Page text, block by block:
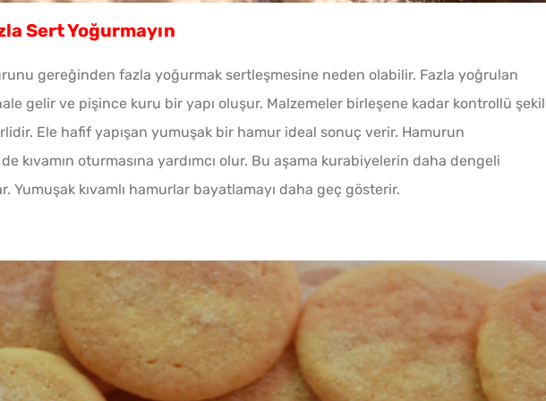
Sert Yoğurmayın
gereğinden fazla yoğurmak sertleşmesine neden olabilir. Fazla yoğrulan
gelir ve pişince kuru bir yapı oluşur. Malzemeler birleşene kadar kontrollü
Ele hafif yapışan yumuşak bir hamur ideal sonuç verir. Hamurun
kıvamın oturmasına yardımcı olur. Bu aşama kurabiyelerin daha dengeli
Yumuşak kıvamlı hamurlar bayatlamayı daha geç gösterir.